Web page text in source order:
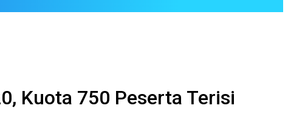
Kuota 750 Peserta Terisi